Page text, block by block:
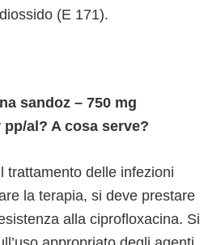
(E 171).
sandoz – 750 mg
al? A cosa serve?
trattamento delle infezioni
la terapia, si deve prestare
alla ciprofloxacina. Si